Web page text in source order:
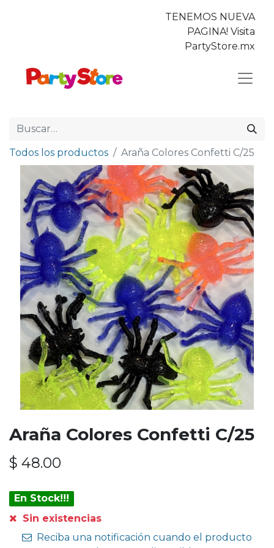
TENEMOS NUEVA
PAGINA! Visita
PartyStore.mx
Todos los productos Araña Colores Confetti C/25
Araña Colores Confetti C/25
$ 48.00
En Stock!!!
Sin existencias
Reciba una notificación cuando el producto